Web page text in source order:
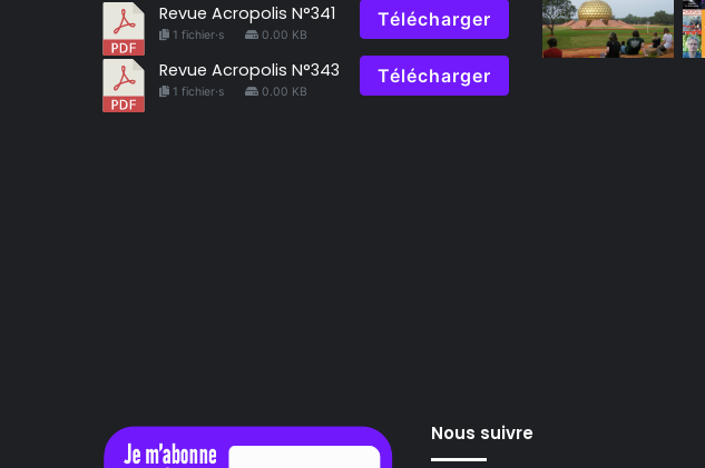
Revue Acropolis N°341
1 fichier·s 0.00 KB
Télécharger
Revue Acropolis N°343
1 fichier·s 0.00 KB
Télécharger
Nous suivre